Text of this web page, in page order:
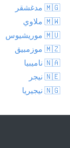
🇲🇬 مدغشقر
🇲🇼 ملاوي
🇲🇺 موريشيوس
🇲🇿 موزمبيق
🇳🇦 ناميبيا
🇳🇪 نيجر
🇳🇬 نيجيريا